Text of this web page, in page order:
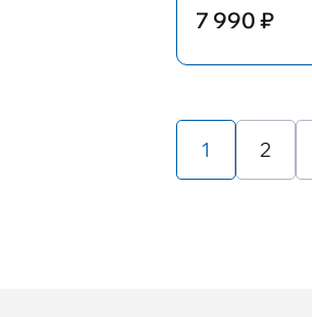
7 990 ₽
1 2